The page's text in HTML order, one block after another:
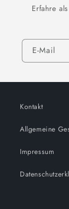
Erfahre
E-Mail
Kontakt
Allgemeine
Impressum